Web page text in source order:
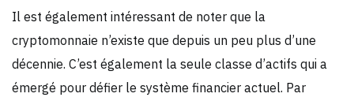
Il est également intéressant de noter que la
cryptomonnaie n’existe que depuis un peu plus d’une
décennie. C’est également la seule classe d’actifs qui a
émergé pour défier le système financier actuel. Par